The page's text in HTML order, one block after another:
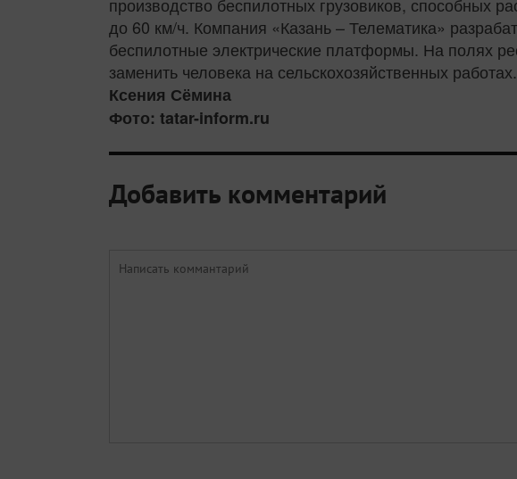
до 60 км/ч. Компания «Казань – Телематика»
беспилотные электрические платформы. На полях
заменить человека на сельскохозяйственных
Ксения Сёмина
Фото: tatar-inform.ru
Добавить комментарий